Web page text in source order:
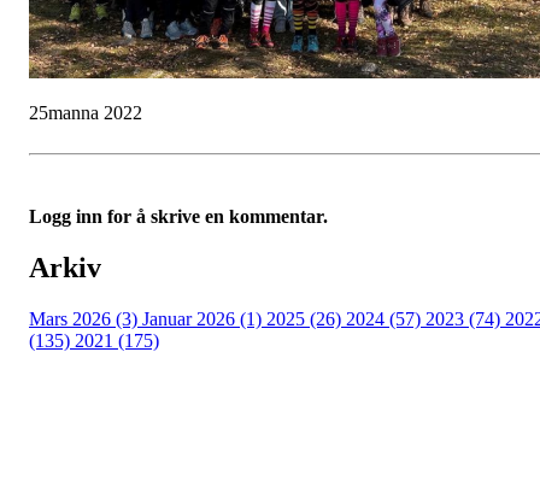
25manna 2022
Logg inn for å skrive en kommentar.
Arkiv
Mars 2026 (3) Januar 2026 (1) 2025 (26) 2024 (57) 2023 (74)
(135) 2021 (175)